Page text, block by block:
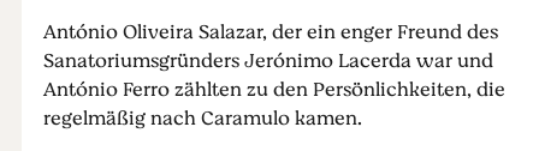
António Oliveira Salazar, der ein enger Freund des
Sanatoriumsgründers Jerónimo Lacerda war und
António Ferro zählten zu den Persönlichkeiten, die
regelmäßig nach Caramulo kamen.